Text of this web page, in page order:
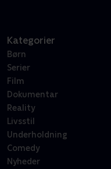
Kategorier
Børn
Serier
Film
Dokumentar
Reality
Livsstil
Underholdning
Comedy
Nyheder